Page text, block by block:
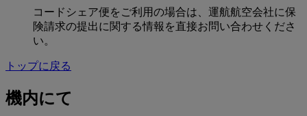
コードシェア便をご利用の場合は、運航航空会社に保
険請求の提出に関する情報を直接お問い合わせくださ
い。
トップに戻る
機内にて